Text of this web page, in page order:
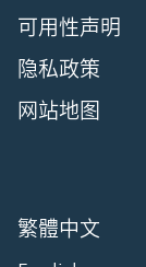
可用性声明
隐私政策
网站地图
繁體中文